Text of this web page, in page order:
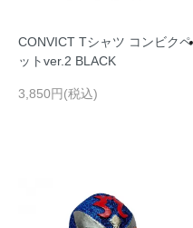
CONVICT Tシャツ コンビクペ
ットver.2 BLACK
3,850円(税込)